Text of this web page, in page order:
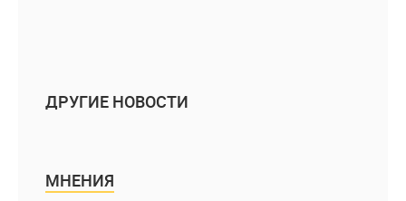
ДРУГИЕ НОВОСТИ
МНЕНИЯ